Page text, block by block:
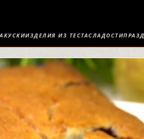
ИЗДЕЛИЯ ИЗ ТЕСТАСЛАДОСТИ